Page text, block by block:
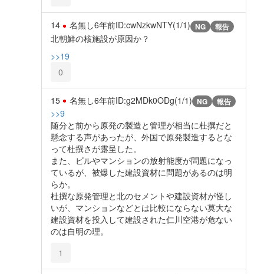
14 名無し6年前ID:cwNzkwNTY(1/1) NG 報告
北朝鮮の核施設が原因か？
>>19
0
15 名無し6年前ID:g2MDk0ODg(1/1) NG 報告
>>9
随分と前から原発の製造と管理が相当に杜撰だと
懸念する声があったが、外国で原発製造するとな
って杜撰さが露呈した。
また、ビルやマンションの放射能度が問題になっ
ているが、被爆した建設資材に問題があるのは明
らか。
杜撰な原発管理と北のセメントや建設資材が怪し
いが、マンションなどとは比較にならない莫大な
建設資材を投入して建設された仁川空港が危ない
のは自明の理。
1